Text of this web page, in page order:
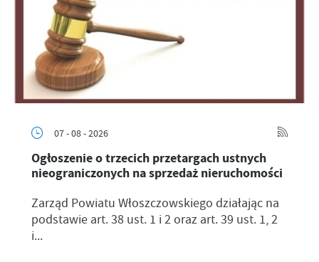
07 - 08 - 2026
Ogłoszenie o trzecich przetargach ustnych
nieograniczonych na sprzedaż nieruchomości
Zarząd Powiatu Włoszczowskiego działając na
podstawie art. 38 ust. 1 i 2 oraz art. 39 ust. 1, 2
i...